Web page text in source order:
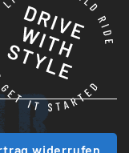
widerrufen